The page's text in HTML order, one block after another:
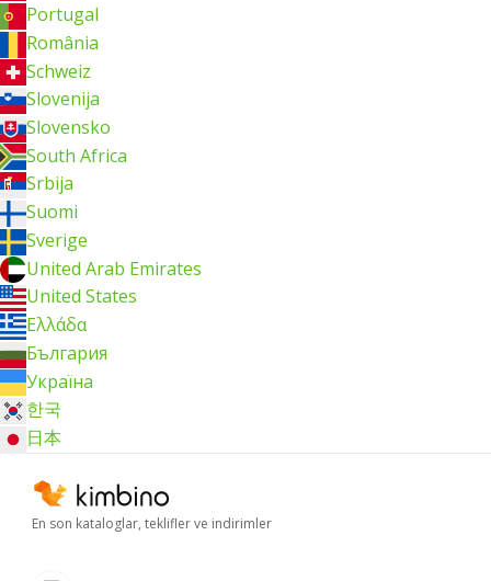
Portugal
România
Schweiz
Slovenija
Slovensko
South Africa
Srbija
Suomi
Sverige
United Arab Emirates
United States
Ελλάδα
България
Україна
한국
日本
En son kataloglar, teklifler ve indirimler